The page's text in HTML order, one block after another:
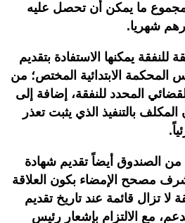
مجموع ما يمكن أن تحصل عليه
للنفقة يمكنها الاستفادة بتقديم
المحكمة الابتدائية المختص؛ من
المحدد للنفقة، إضافة إلى
بالتنفيذ الذي يثبت تعذر
الصندوق أيضاً تقديم شهادة
مصحح الإمضاء بكون العلاقة
لا تزال قائمة عند تاريخ تقديم
مع الالتزام بإشعار رئيس